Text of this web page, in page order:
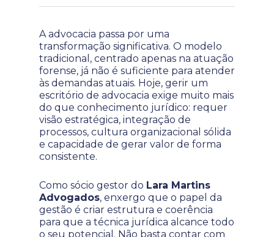
A advocacia passa por uma
transformação significativa. O modelo
tradicional, centrado apenas na atuação
forense, já não é suficiente para atender
às demandas atuais. Hoje, gerir um
escritório de advocacia exige muito mais
do que conhecimento jurídico: requer
visão estratégica, integração de
processos, cultura organizacional sólida
e capacidade de gerar valor de forma
consistente.
Como sócio gestor do Lara Martins
Advogados, enxergo que o papel da
gestão é criar estrutura e coerência
para que a técnica jurídica alcance todo
o seu potencial. Não basta contar com